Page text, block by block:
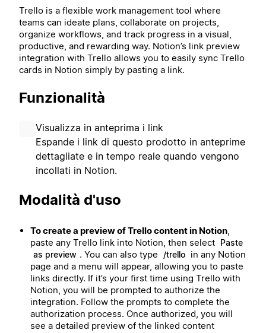
Trello is a flexible work management tool where
teams can ideate plans, collaborate on projects,
organize workflows, and track progress in a visual,
productive, and rewarding way. Notion’s link preview
integration with Trello allows you to easily sync Trello
cards in Notion simply by pasting a link.
Funzionalità
Visualizza in anteprima i link
Espande i link di questo prodotto in anteprime
dettagliate e in tempo reale quando vengono
incollati in Notion.
Modalità d'uso
To create a preview of Trello content in Notion,
paste any Trello link into Notion, then select Paste
as preview . You can also type /trello
in any Notion
page and a menu will appear, allowing you to paste
links directly. If it’s your first time using Trello with
Notion, you will be prompted to authorize the
integration. Follow the prompts to complete the
authorization process. Once authorized, you will
see a detailed preview of the linked content